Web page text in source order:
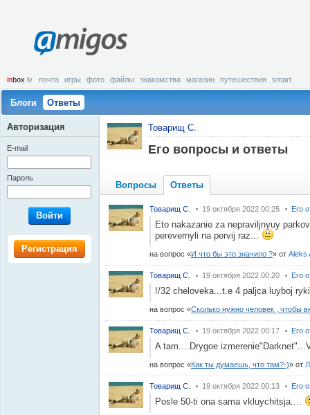
amigos
inbox .lv почта игры фото файлы знакомства магазин путешествия smart
Блоги Ответы
Товарищ С.
Его вопросы и ответы
Вопросы Ответы
Товарищ С. 19 октября 2022 00:25 Его
Eto nakazanie za nepraviljnyuy
perevernyli na pervij raz...
на вопрос И что бы это значило ? от Aleks
Товарищ С. 19 октября 2022 00:20 Его
!/32 cheloveka...t.e 4 paljca luyboj
на вопрос Сколько нужно человек , чтобы
Товарищ С. 19 октября 2022 00:17 Его
A tam....Drygoe
на вопрос Как ты думаешь, что там?-) от
Товарищ С. 19 октября 2022 00:13 Его
Posle 50-ti ona sama vkluychitsja....
Авторизация
E-mail
Пароль
Войти
Регистрация